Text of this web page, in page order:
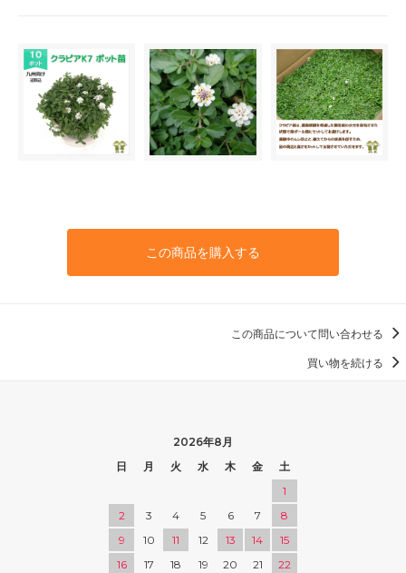
この商品を購入する
この商品について問い合わせる
買い物を続ける
2026年8月
日
月 火 水 木 金
土
1
2
3 4 5 6 7
8
9
10 11 12 13 14
15
16
17 18 19 20 21
22